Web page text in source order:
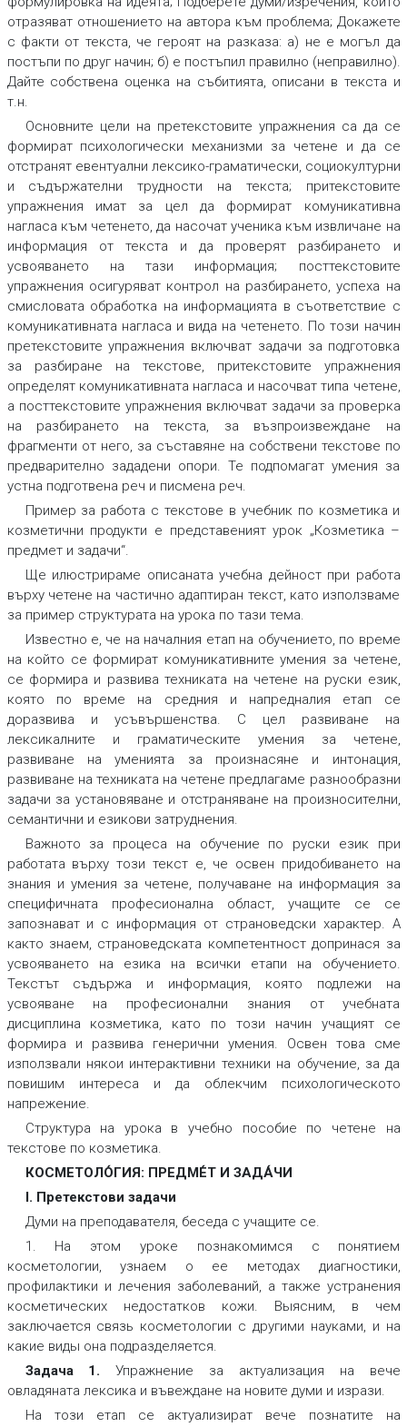
отразяват отношението на автора към проблема; Докажете
с факти от текста, че героят на разказа: а) не е могъл да
постъпи по друг начин; б) е постъпил правилно (неправилно).
Дайте собствена оценка на събитията, описани в текста и
т.н.
Основните цели на претекстовите упражнения са да се
формират психологически механизми за четене и да се
отстранят евентуални лексико-граматически, социокултурни
и съдържателни трудности на текста; притекстовите
упражнения имат за цел да формират комуникативна
нагласа към четенето, да насочат ученика към извличане на
информация от текста и да проверят разбирането и
усвояването на тази информация; посттекстовите
упражнения осигуряват контрол на разбирането, успеха на
смисловата обработка на информацията в съответствие с
комуникативната нагласа и вида на четенето. По този начин
претекстовите упражнения включват задачи за подготовка
за разбиране на текстове, притекстовите упражнения
определят комуникативната нагласа и насочват типа четене,
а посттекстовите упражнения включват задачи за проверка
на разбирането на текста, за възпроизвеждане на
фрагменти от него, за съставяне на собствени текстове по
предварително зададени опори. Те подпомагат умения за
устна подготвена реч и писмена реч.
Пример за работа с текстове в учебник по козметика и
козметични продукти е представеният урок „Козметика –
предмет и задачи“.
Ще илюстрираме описаната учебна дейност при работа
върху четене на частично адаптиран текст, като използваме
за пример структурата на урока по тази тема.
Известно е, че на началния етап на обучението, по време
на който се формират комуникативните умения за четене,
се формира и развива техниката на четене на руски език,
която по време на средния и напредналия етап се
доразвива и усъвършенства. С цел развиване на
лексикалните и граматическите умения за четене,
развиване на уменията за произнасяне и интонация,
развиване на техниката на четене предлагаме разнообразни
задачи за установяване и отстраняване на произносителни,
семантични и езикови затруднения.
Важното за процеса на обучение по руски език при
работата върху този текст е, че освен придобиването на
знания и умения за четене, получаване на информация за
специфичната професионална област, учащите се се
запознават и с информация от страноведски характер. А
както знаем, страноведската компетентност допринася за
усвояването на езика на всички етапи на обучението.
Текстът съдържа и информация, която подлежи на
усвояване на професионални знания от учебната
дисциплина козметика, като по този начин учащият се
формира и развива генерични умения. Освен това сме
използвали някои интерактивни техники на обучение, за да
повишим интереса и да облекчим психологическото
напрежение.
Структура на урока в учебно пособие по четене на
текстове по козметика.
КОСМЕТОЛО́ГИЯ: ПРЕДМЕ́Т И ЗАДА́ЧИ
І. Претекстови задачи
Думи на преподавателя, беседа с учащите се.
1. На этом уроке познакомимся с понятием
косметологии, узнаем о ее методах диагностики,
профилактики и лечения заболеваний, а также устранения
косметических недостатков кожи. Выясним, в чем
заключается связь косметологии с другими науками, и на
какие виды она подразделяется.
Задача 1. Упражнение за актуализация на вече
овладяната лексика и въвеждане на новите думи и изрази.
На този етап се актуализират вече познатите на